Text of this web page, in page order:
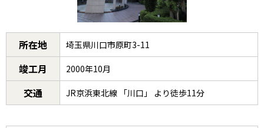
所在地 埼玉県川口市原町3-11
竣工月 2000年10月
交通 JR京浜東北線 「川口」 より徒歩11分